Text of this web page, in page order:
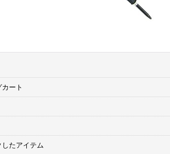
ート
たアイテム